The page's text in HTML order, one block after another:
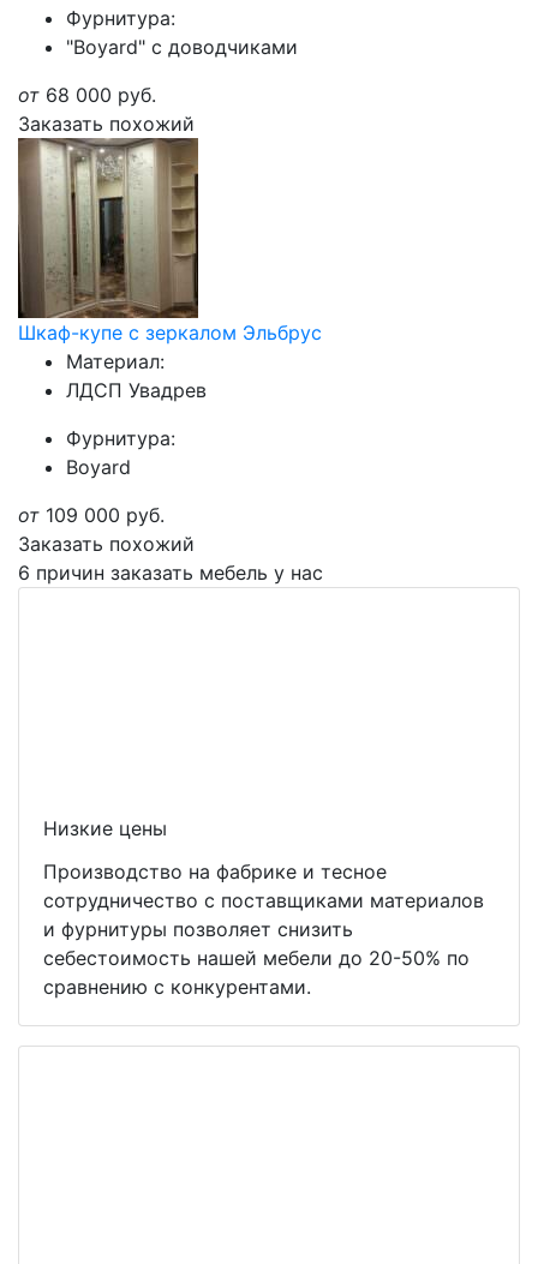
Фурнитура:
"Boyard" с доводчиками
от 68 000 руб.
Заказать похожий
Шкаф-купе с зеркалом Эльбрус
Материал:
ЛДСП Увадрев
Фурнитура:
Boyard
от 109 000 руб.
Заказать похожий
6 причин заказать мебель у нас
Низкие цены
Производство на фабрике и тесное
сотрудничество с поставщиками материалов
и фурнитуры позволяет снизить
себестоимость нашей мебели до 20-50% по
сравнению с конкурентами.